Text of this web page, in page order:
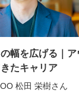
幅を広げる｜ア
たキャリア
松田 栄樹さん